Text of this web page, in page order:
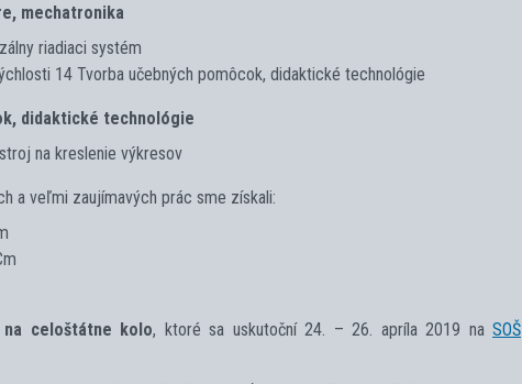
mechatronika
riadiaci systém
14 Tvorba učebných pomôcok, didaktické technológie
didaktické technológie
na kreslenie výkresov
a veľmi zaujímavých prác sme získali:
na celoštátne kolo, ktoré sa uskutoční 24. – 26. apríla 2019 naSOŠ